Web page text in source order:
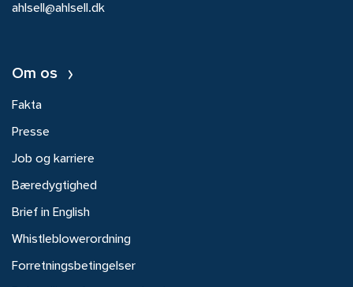
ahlsell@ahlsell.dk
Om os
Fakta
Presse
Job og karriere
Bæredygtighed
Brief in English
Whistleblowerordning
Forretningsbetingelser